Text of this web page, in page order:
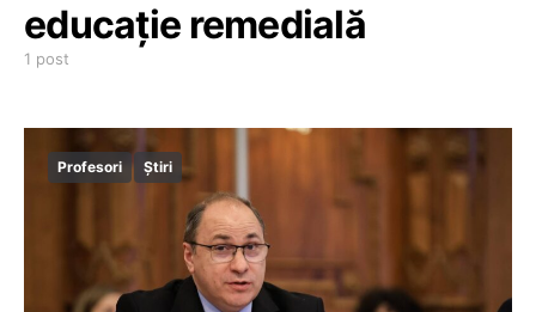
educație remedială
1 post
Profesori Știri